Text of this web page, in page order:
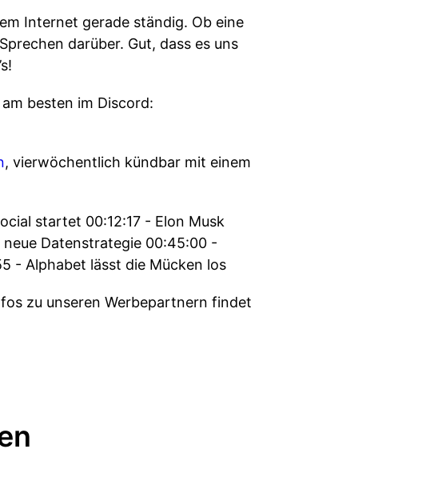
Internet gerade ständig. Ob eine
darüber. Gut, dass es uns
besten im Discord:
, vierwöchentlich kündbar mit einem
startet 00:12:17 - Elon Musk
Datenstrategie 00:45:00 -
- Alphabet lässt die Mücken los
zu unseren Werbepartnern findet